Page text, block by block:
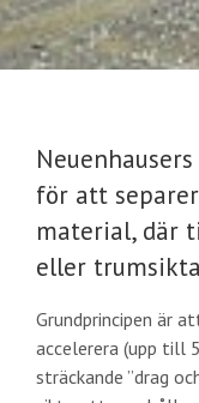
för att
material, där
eller
Grundprincipen är
accelerera (upp till
sträckande ”drag